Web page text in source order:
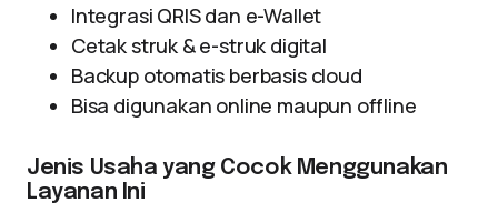
Integrasi QRIS dan e-Wallet
Cetak struk & e-struk digital
Backup otomatis berbasis cloud
Bisa digunakan online maupun offline
Jenis Usaha yang Cocok Menggunakan
Layanan Ini